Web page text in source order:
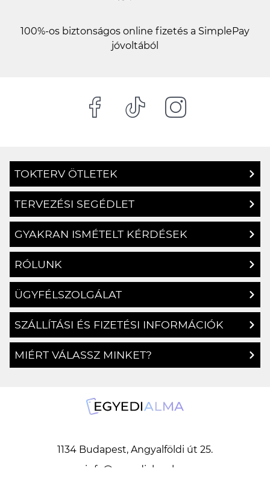
TERVEZÉSI SEGÉDLET
GYAKRAN ISMÉTELT KÉRDÉSEK
RÓLUNK
ÜGYFÉLSZOLGÁLAT
SZÁLLÍTÁSI ÉS FIZETÉSI INFORMÁCIÓK
MIÉRT VÁLASSZ MINKET?
info@egyedialma.hu